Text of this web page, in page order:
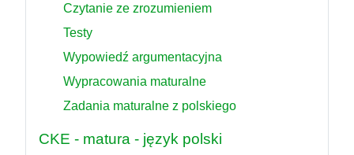
Czytanie ze zrozumieniem
Testy
Wypowiedź argumentacyjna
Wypracowania maturalne
Zadania maturalne z polskiego
CKE - matura - język polski